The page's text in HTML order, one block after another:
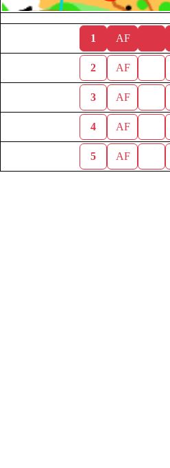
1 AF
2 AF
3 AF
4 AF
5 AF